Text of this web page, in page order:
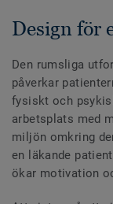
Design för
Den rumsliga
påverkar
fysiskt och
arbetsplats med
miljön omkring
en läkande
ökar motivation